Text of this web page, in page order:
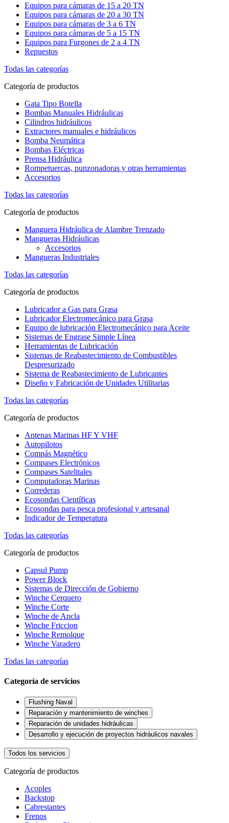
Equipos para cámaras de 15 a 20 TN
Equipos para cámaras de 20 a 30 TN
Equipos para cámaras de 3 a 6 TN
Equipos para cámaras de 5 a 15 TN
Equipos para Furgones de 2 a 4 TN
Repuestos
Todas las categorías
Categoría de productos
Gata Tipo Botella
Bombas Manuales Hidráulicas
Cilindros hidráulicos
Extractores manuales e hidráulicos
Bomba Neumática
Bombas Eléctricas
Prensa Hidráulica
Rompetuercas, punzonadoras y otras herramientas
Accesorios
Todas las categorías
Categoría de productos
Manguera Hidráulica de Alambre Trenzado
Mangueras Hidráulicas
Accesorios
Mangueras Industriales
Todas las categorías
Categoría de productos
Lubricador a Gas para Grasa
Lubricador Electromecánico para Grasa
Equipo de lubricación Electromecánico para Aceite
Sistemas de Engrase Simple Línea
Herramientas de Lubricación
Sistemas de Reabastecimiento de Combustibles
Despresurizado
Sistema de Reabastecimiento de Lubricantes
Diseño y Fabricación de Unidades Utilitarias
Todas las categorías
Categoría de productos
Antenas Marinas HF Y VHF
Autopilotos
Compás Magnético
Compases Electrónicos
Compases Satelitales
Computadoras Marinas
Correderas
Ecosondas Científicas
Ecosondas para pesca profesional y artesanal
Indicador de Temperatura
Todas las categorías
Categoría de productos
Capsul Pump
Power Block
Sistemas de Dirección de Gobierno
Winche Cerquero
Winche Corte
Winche de Ancla
Winche Friccion
Winche Remolque
Winche Varadero
Todas las categorías
Categoría de servicios
Flushing Naval
Reparación y mantenimiento de winches
Reparación de unidades hidráulicas
Desarrollo y ejecución de proyectos hidráulicos navales
Todos los servicios
Categoría de productos
Acoples
Backstop
Cabrestantes
Frenos